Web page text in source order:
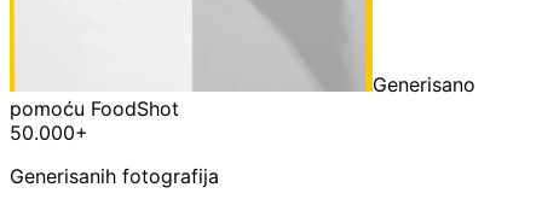
Generisano
pomoću FoodShot
50.000+
Generisanih fotografija